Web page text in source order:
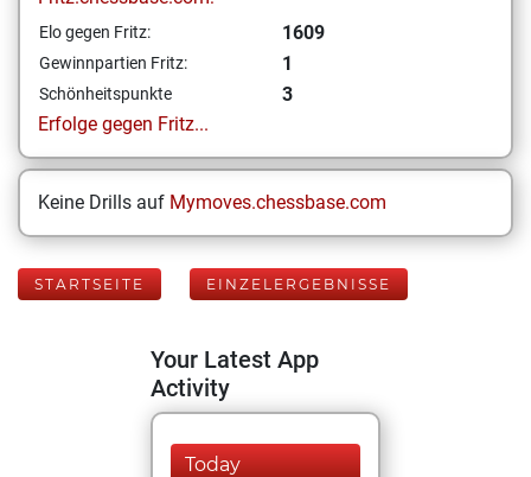
Elo gegen Fritz: 1609
Gewinnpartien Fritz: 1
Schönheitspunkte
3
Erfolge gegen Fritz...
Keine Drills auf Mymoves.chessbase.com
STARTSEITE EINZELERGEBNISSE
Your Latest App
Activity
Today